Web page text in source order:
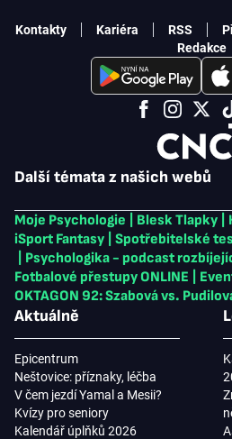
Další témata z našich webů
Moje Psychologie Blesk Tlapky
iSport Fantasy
Spotřebitelské
Psychologika - podcast
Fotbalové přestupy ONLINE
OKTAGON 92: Szabová vs.
Aktuálně
Epicentrum
Neštovice: příznaky, léčba
V čem jezdí Yamal a Mesii?
Kvízy pro seniory
Kalendář úplňků 2026
Kontakty Kariéra RSS
Redakce